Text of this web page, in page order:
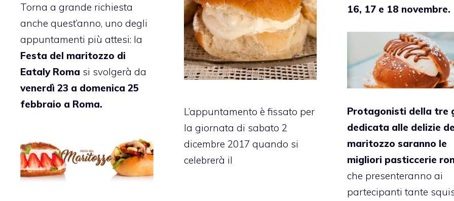
16, 17 e 18 novembre.
Protagonisti della tre
dedicata alle delizie
maritozzo saranno le
migliori pasticcerie
che presenteranno ai
partecipanti tante
Torna a grande richiesta
anche quest’anno, uno degli
appuntamenti più attesi: la
Festa del maritozzo di
Eataly Roma si svolgerà da
venerdì 23 a domenica 25
febbraio a Roma.
L’appuntamento è fissato per
la giornata di sabato 2
dicembre 2017 quando si
celebrerà il